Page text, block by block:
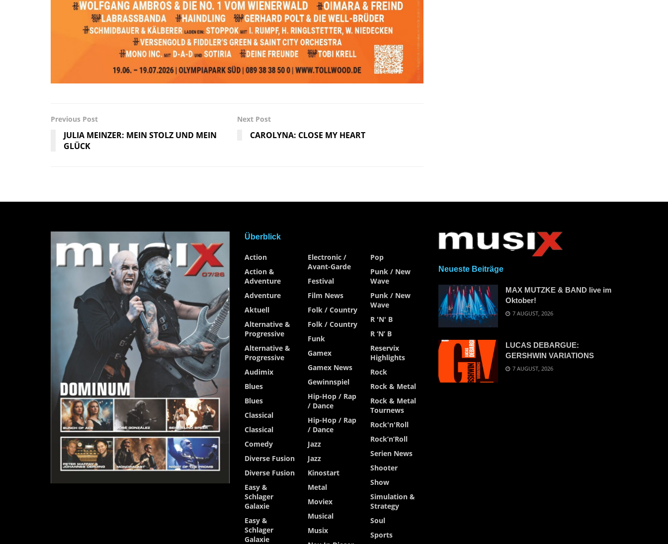
Previous Post
JULIA MEINZER: MEIN STOLZ UND MEIN
GLÜCK
Next Post
CAROLYNA: CLOSE MY HEART
Überblick
Action
Action &
Adventure
Adventure
Aktuell
Alternative &
Progressive
Alternative &
Progressive
Audimix
Blues
Blues
Classical
Classical
Comedy
Diverse Fusion
Diverse Fusion
Easy &
Schlager
Galaxie
Easy &
Schlager
Galaxie
Electronic /
Avant-Garde
Festival
Film News
Folk / Country
Folk / Country
Funk
Gamex
Gamex News
Gewinnspiel
Hip-Hop / Rap
/ Dance
Hip-Hop / Rap
/ Dance
Jazz
Jazz
Kinostart
Metal
Moviex
Musical
Musix
Pop
Punk / New
Wave
Punk / New
Wave
R 'n' B
R ‘n’ B
Reservix
Highlights
Rock
Rock & Metal
Rock & Metal
Tournews
Rock'n'Roll
Rock’n’Roll
Serien News
Shooter
Show
Simulation &
Strategy
Soul
Sports
Neueste Beiträge
MAX MUTZKE & BAND live im
Oktober!
7 AUGUST, 2026
LUCAS DEBARGUE:
GERSHWIN VARIATIONS
7 AUGUST, 2026